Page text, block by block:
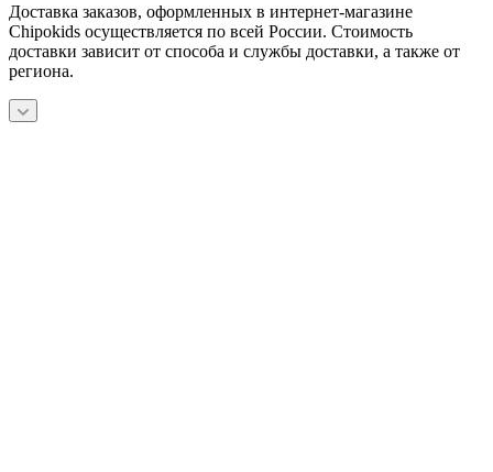
Доставка заказов, оформленных в интернет-магазине
Chipokids осуществляется по всей России. Стоимость
доставки зависит от способа и службы доставки, а также от
региона.